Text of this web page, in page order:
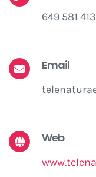
649 581 413
Email
Web